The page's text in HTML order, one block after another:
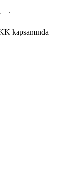
kapsamında